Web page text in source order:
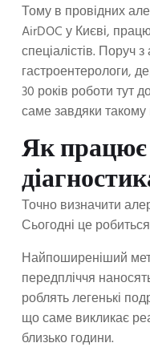
Тому в провідних
AirDOC у Києві,
спеціалістів. Поруч
гастроентерологи,
30 років роботи тут
саме завдяки такому
Як працює
Точно визначити
Сьогодні це
Найпоширеніший
передпліччя
роблять легенькі
що саме викликає
близько години.